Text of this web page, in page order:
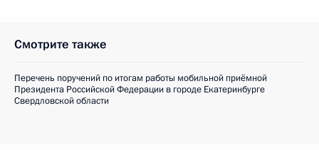
Смотрите также
Перечень поручений по итогам работы мобильной приёмной
Президента Российской Федерации в городе Екатеринбурге
Свердловской области